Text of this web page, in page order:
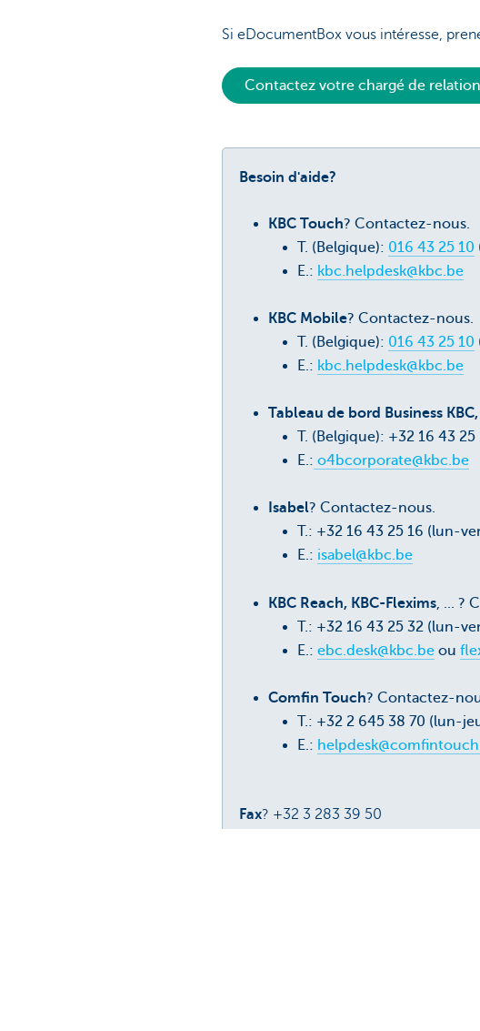
Si eDocumentBox vous intéresse,
Contactez votre chargé de
Besoin d'aide?
KBC Touch? Contactez-nous.
T. (Belgique): 016 43 25 10
E.: kbc.helpdesk@kbc.be
KBC Mobile? Contactez-nous.
T. (Belgique): 016 43 25 10
E.: kbc.helpdesk@kbc.be
Tableau de bord Business
T. (Belgique): +32 16 43
E.: o4bcorporate@kbc.be
Isabel? Contactez-nous.
T.: +32 16 43 25 16 (lun-
E.: isabel@kbc.be
KBC Reach, KBC-Flexims, ... ?
T.: +32 16 43 25 32 (lun-
E.: ebc.desk@kbc.be ou
Comfin Touch? Contactez-
T.: +32 2 645 38 70 (lun-
E.:
Fax? +32 3 283 39 50